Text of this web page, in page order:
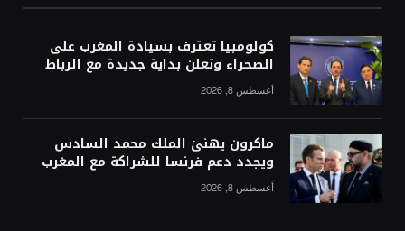
كولومبيا تعترف بسيادة المغرب على
الصحراء وتعلن بداية جديدة مع الرباط
أغسطس 8, 2026
ماكرون يهنئ الملك محمد السادس
ويجدد دعم فرنسا للشراكة مع المغرب
أغسطس 8, 2026